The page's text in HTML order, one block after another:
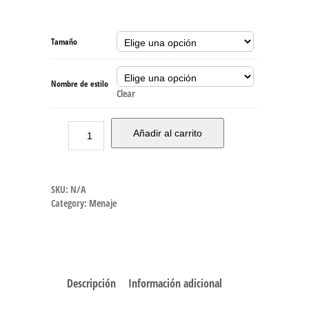
Tamaño
Nombre de estilo
Clear
Añadir al carrito
SKU: N/A
Category: Menaje
Descripción Información adicional